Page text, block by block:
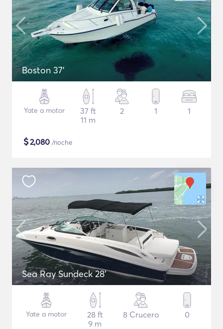
Boston 37'
Yate a motor
37 ft
11 m
2 1 1
$2,080 /noche
Sea Ray Sundeck 28'
Yate a motor
28 ft
9 m
8 Crucero 0